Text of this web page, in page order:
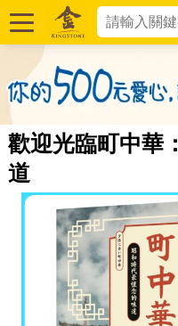
歡迎光臨町中華
道